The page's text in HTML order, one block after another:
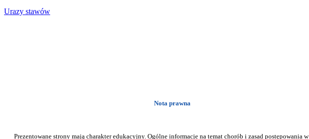
Urazy stawów
Nota prawna
Prezentowane strony mają charakter edukacyjny. Ogólne informacje na temat chorób i zasad postępowania w